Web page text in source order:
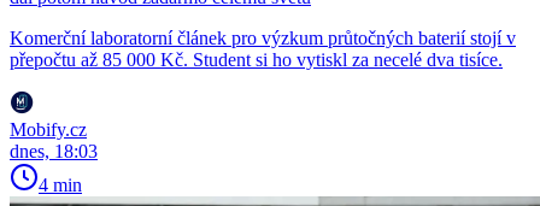
Komerční laboratorní článek pro výzkum průtočných baterií stojí v
přepočtu až 85 000 Kč. Student si ho vytiskl za necelé dva tisíce.
Mobify.cz
dnes, 18:03
4 min